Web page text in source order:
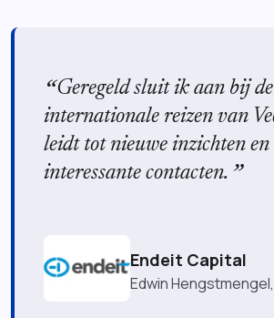
Geregeld sluit ik aan bij de
internationale reizen van
leidt tot nieuwe inzichten en
interessante contacten.
Endeit Capital
Edwin